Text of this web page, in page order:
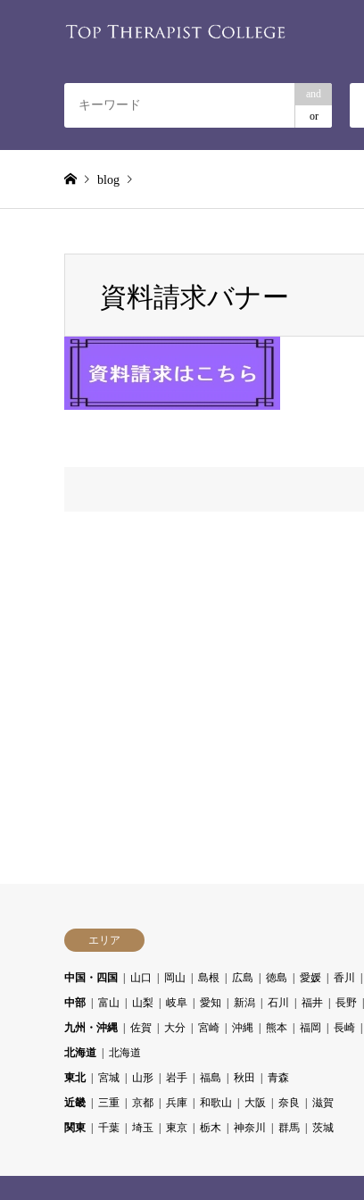
and
or
blog
資料請求バナー
資料請求バナー
エリア
中国・四国 山口 岡山 島根 広島 徳島 愛媛 香川
中部
富山 山梨 岐阜 愛知 新潟 石川 福井 長野
九州・沖縄
佐賀 大分 宮崎 沖縄 熊本 福岡 長崎
北海道
北海道
東北
宮城 山形 岩手 福島 秋田
青森
近畿
三重 京都 兵庫 和歌山 大阪 奈良
滋賀
関東
千葉 埼玉 東京 栃木 神奈川 群馬 茨城